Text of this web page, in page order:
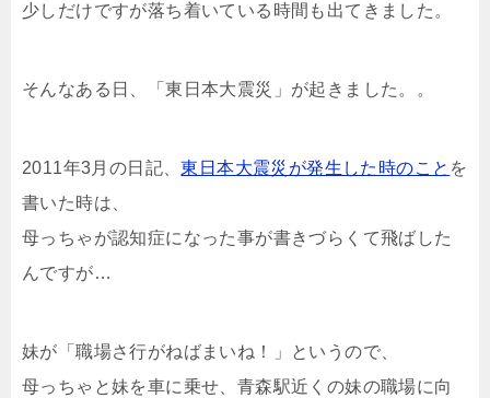
少しだけですが落ち着いている時間も出てきました。
そんなある日、「東日本大震災」が起きました。。
2011年3月の日記、東日本大震災が発生した時のこと を
書いた時は、
母っちゃが認知症になった事が書きづらくて飛ばした
んですが…
妹が「職場さ行がねばまいね！」というので、
母っちゃと妹を車に乗せ、青森駅近くの妹の職場に向